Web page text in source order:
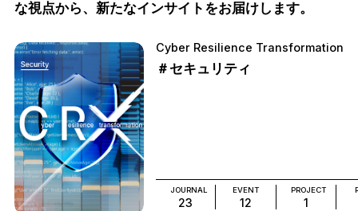
な視点から、新たなインサイトをお届けします。
Cyber Resilience Transformation
＃セキュリティ
JOURNAL
23
EVENT
12
PROJECT
1